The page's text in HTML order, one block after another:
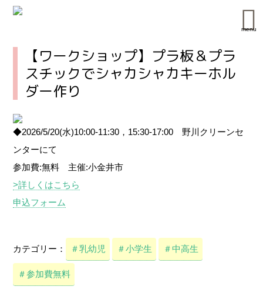
menu
【ワークショップ】プラ板＆プラ
スチックでシャカシャカキーホル
ダー作り
◆2026/5/20(水)10:00-11:30，15:30-17:00 野川クリーンセ
ンターにて
参加費:無料 主催:小金井市
>詳しくはこちら
申込フォーム
カテゴリー： ＃乳幼児 ＃小学生 ＃中高生
＃参加費無料